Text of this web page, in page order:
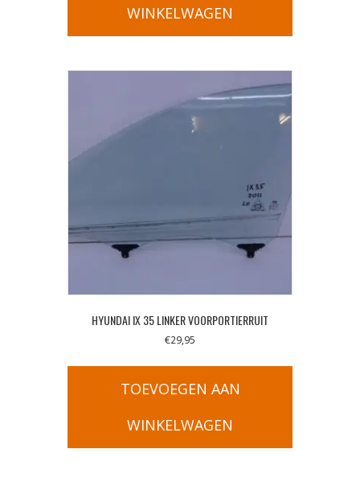
WINKELWAGEN
HYUNDAI IX 35 LINKER VOORPORTIERRUIT
€29,95
TOEVOEGEN AAN
WINKELWAGEN